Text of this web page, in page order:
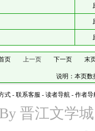
页 上一页 下一页 末
说明：本页数
式 - 联系客服 - 读者导航 - 作者导
晋江文学